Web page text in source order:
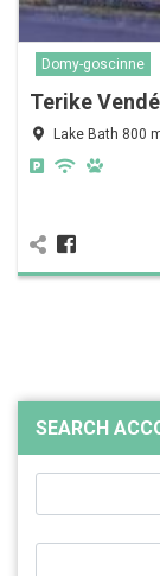
Domy-goscinne
Terike
Lake Bath 800
SEARCH